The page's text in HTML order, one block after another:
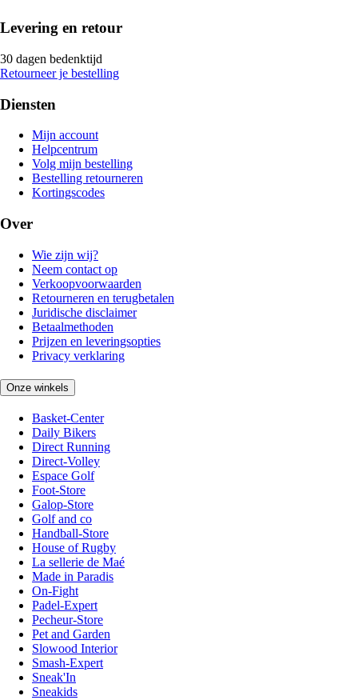
Levering en retour
30 dagen bedenktijd
Retourneer je bestelling
Diensten
Mijn account
Helpcentrum
Volg mijn bestelling
Bestelling retourneren
Kortingscodes
Over
Wie zijn wij?
Neem contact op
Verkoopvoorwaarden
Retourneren en terugbetalen
Juridische disclaimer
Betaalmethoden
Prijzen en leveringsopties
Privacy verklaring
Onze winkels
Basket-Center
Daily Bikers
Direct Running
Direct-Volley
Espace Golf
Foot-Store
Galop-Store
Golf and co
Handball-Store
House of Rugby
La sellerie de Maé
Made in Paradis
On-Fight
Padel-Expert
Pecheur-Store
Pet and Garden
Slowood Interior
Smash-Expert
Sneak'In
Sneakids